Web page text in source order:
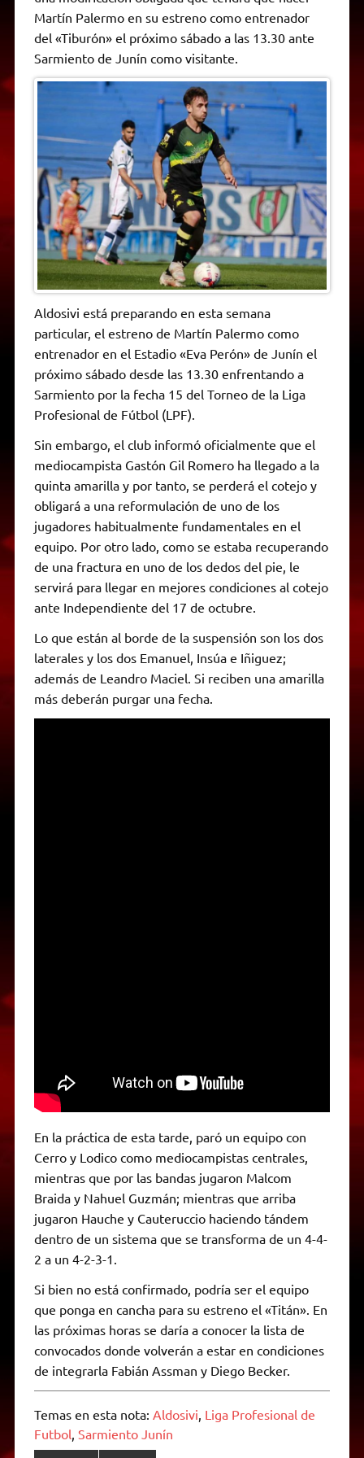
A
p
p
a
m
e
r
o
k
g
e
r
n
k
F
r
i
n
d
l
y
Martín Palermo en su estreno como entrenador
del «Tiburón» el próximo sábado a las 13.30 ante
Sarmiento de Junín como visitante.
Aldosivi está preparando en esta semana
particular, el estreno de Martín Palermo como
entrenador en el Estadio «Eva Perón» de Junín el
próximo sábado desde las 13.30 enfrentando a
Sarmiento por la fecha 15 del Torneo de la Liga
Profesional de Fútbol (LPF).
Sin embargo, el club informó oficialmente que el
mediocampista Gastón Gil Romero ha llegado a la
quinta amarilla y por tanto, se perderá el cotejo y
obligará a una reformulación de uno de los
jugadores habitualmente fundamentales en el
equipo. Por otro lado, como se estaba recuperando
de una fractura en uno de los dedos del pie, le
servirá para llegar en mejores condiciones al cotejo
ante Independiente del 17 de octubre.
Lo que están al borde de la suspensión son los dos
laterales y los dos Emanuel, Insúa e Iñiguez;
además de Leandro Maciel. Si reciben una amarilla
más deberán purgar una fecha.
En la práctica de esta tarde, paró un equipo con
Cerro y Lodico como mediocampistas centrales,
mientras que por las bandas jugaron Malcom
Braida y Nahuel Guzmán; mientras que arriba
jugaron Hauche y Cauteruccio haciendo tándem
dentro de un sistema que se transforma de un 4-4-
2 a un 4-2-3-1.
Si bien no está confirmado, podría ser el equipo
que ponga en cancha para su estreno el «Titán». En
las próximas horas se daría a conocer la lista de
convocados donde volverán a estar en condiciones
de integrarla Fabián Assman y Diego Becker.
Temas en esta nota: Aldosivi Liga Profesional de
Futbol Sarmiento Junín